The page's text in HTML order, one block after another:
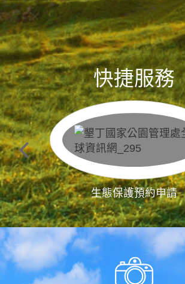
快捷服務
生態保護預約申請